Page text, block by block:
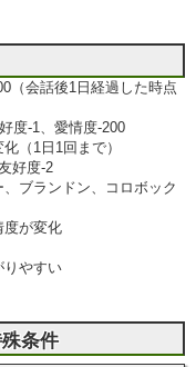
（会話後1日経過した時点
度-1、愛情度-200
（1日1回まで）
好度-2
ブランドン、コロボック
度が変化
りやすい
条件